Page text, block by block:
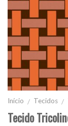
Início / Tecidos /
Tecido